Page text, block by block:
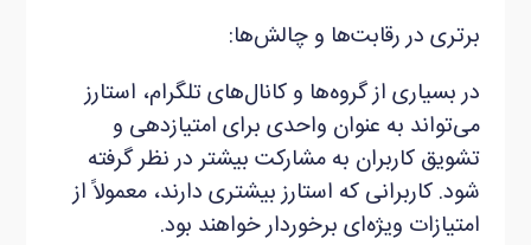
برتری در رقابت‌ها و چالش‌ها:
در بسیاری از گروه‌ها و کانال‌های تلگرام، استارز
می‌تواند به عنوان واحدی برای امتیازدهی و
تشویق کاربران به مشارکت بیشتر در نظر گرفته
شود. کاربرانی که استارز بیشتری دارند، معمولاً از
امتیازات ویژه‌ای برخوردار خواهند بود.